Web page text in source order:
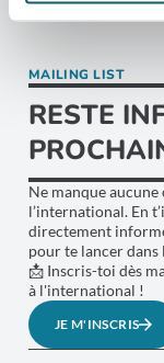
MAILING LIST
RESTE
Ne manque
l’international. En
directement
pour te lancer dans
📩 Inscris-toi dès
à l'international !
JE M'INSCRIS